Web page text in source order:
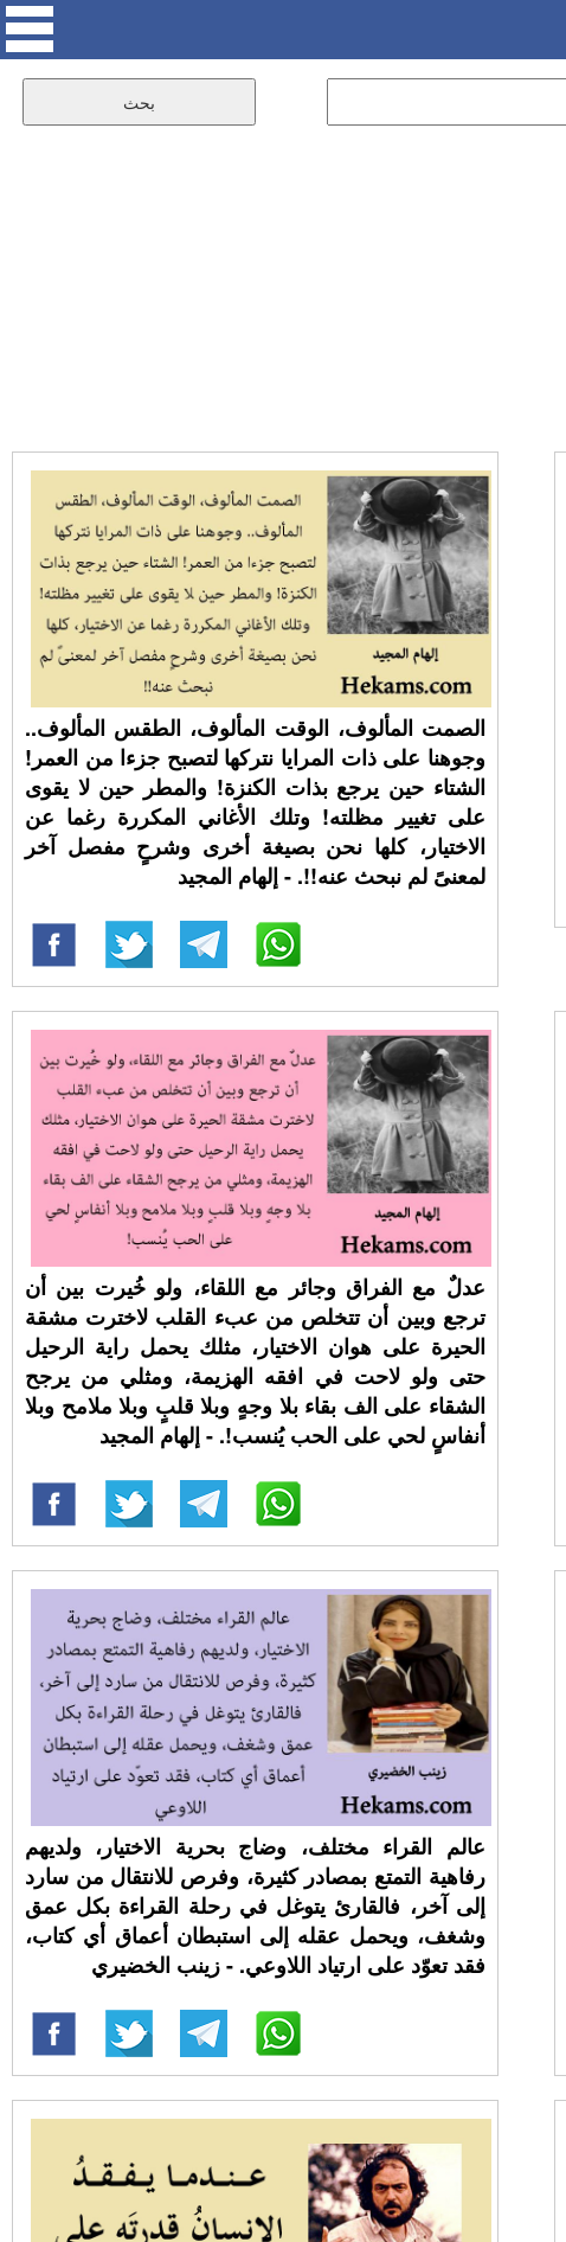
الصمت المألوف، الوقت المألوف، الطقس المألوف..
وجوهنا على ذات المرايا نتركها لتصبح جزءا من العمر!
الشتاء حين يرجع بذات الكنزة! والمطر حين لا يقوى
على تغيير مظلته! وتلك الأغاني المكررة رغما عن
الاختيار، كلها نحن بصيغة أخرى وشرحٍ مفصل آخر
لمعنىً لم نبحث عنه!!. - إلهام المجيد
عدلٌ مع الفراق وجائر مع اللقاء، ولو خُيرت بين أن
ترجع وبين أن تتخلص من عبء القلب لاخترت مشقة
الحيرة على هوان الاختيار، مثلك يحمل راية الرحيل
حتى ولو لاحت في افقه الهزيمة، ومثلي من يرجح
الشقاء على الف بقاء بلا وجهٍ وبلا قلبٍ وبلا ملامح وبلا
أنفاسٍ لحي على الحب يُنسب!. - إلهام المجيد
عالم القراء مختلف، وضاج بحرية الاختيار، ولديهم
رفاهية التمتع بمصادر كثيرة، وفرص للانتقال من سارد
إلى آخر، فالقارئ يتوغل في رحلة القراءة بكل عمق
وشغف، ويحمل عقله إلى استبطان أعماق أي كتاب،
فقد تعوّد على ارتياد اللاوعي. - زينب الخضيري